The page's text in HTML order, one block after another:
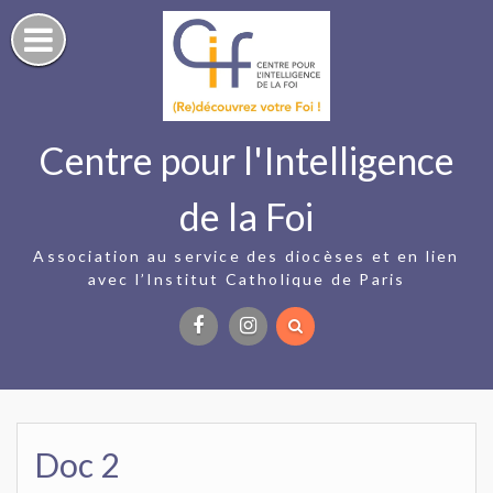
Skip
to
content
Centre pour l'Intelligence
de la Foi
Association au service des diocèses et en lien
avec l’Institut Catholique de Paris
Doc 2